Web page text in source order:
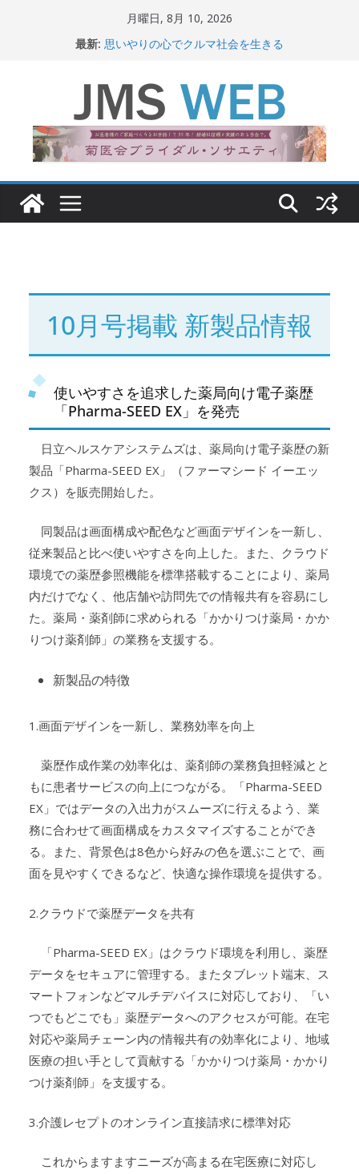
ッ
月曜日, 8月 10, 2026
最新: 思いやりの心でクルマ社会を生きる
関東大震災から100 年
新生ニッポン！
10月号掲載 新製品情報
使いやすさを追求した薬局向け電子薬歴
「Pharma-SEED EX」を発売
日立ヘルスケアシステムズは、薬局向け電子薬歴の新
製品「Pharma-SEED EX」（ファーマシード イーエッ
クス）を販売開始した。
同製品は画面構成や配色など画面デザインを一新し、
従来製品と比べ使いやすさを向上した。また、クラウド
環境での薬歴参照機能を標準搭載することにより、薬局
内だけでなく、他店舗や訪問先での情報共有を容易にし
た。薬局・薬剤師に求められる「かかりつけ薬局・かか
りつけ薬剤師」の業務を支援する。
新製品の特徴
1.画面デザインを一新し、業務効率を向上
薬歴作成作業の効率化は、薬剤師の業務負担軽減とと
もに患者サービスの向上につながる。「Pharma-SEED
EX」ではデータの入出力がスムーズに行えるよう、業
務に合わせて画面構成をカスタマイズすることができ
る。また、背景色は8色から好みの色を選ぶことで、画
面を見やすくできるなど、快適な操作環境を提供する。
2.クラウドで薬歴データを共有
「Pharma-SEED EX」はクラウド環境を利用し、薬歴
データをセキュアに管理する。またタブレット端末、ス
マートフォンなどマルチデバイスに対応しており、「い
つでもどこでも」薬歴データへのアクセスが可能。在宅
対応や薬局チェーン内の情報共有の効率化により、地域
医療の担い手として貢献する「かかりつけ薬局・かかり
つけ薬剤師」を支援する。
3.介護レセプトのオンライン直接請求に標準対応
これからますますニーズが高まる在宅医療に対応し